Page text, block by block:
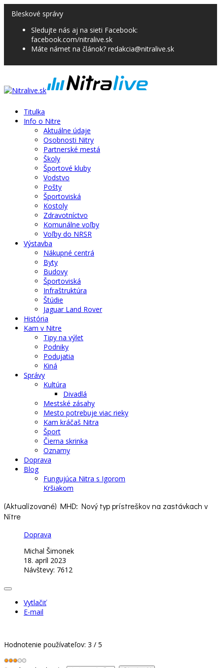
Bleskové správy
Sledujte nás aj na sieti Facebook:
facebook.com/nitralive.sk
Máte námet na článok? redakcia@nitralive.sk
Titulka
Info o Nitre
Aktuálne údaje
Osobnosti Nitry
Partnerské mestá
Školy
Športové kluby
Vodstvo
Pošty
Športoviská
Kostoly
Zdravotníctvo
Komunálne voľby
Voľby do NRSR
Výstavba
Nákupné centrá
Byty
Budovy
Športoviská
Infraštruktúra
Štúdie
Jaguar Land Rover
História
Kam v Nitre
Tipy na výlet
Podniky
Podujatia
Kiná
Správy
Kultúra
Divadlá
Mestské zásahy
Mesto potrebuje viac rieky
Kam kráčaš Nitra
Šport
Čierna skrinka
Oznamy
Doprava
Blog
Fungujúca Nitra s Igorom
Kršiakom
(Aktualizované) MHD: Nový typ prístreškov na zastávkach v
Nitre
Doprava
Michal Šimonek
18. apríl 2023
Návštevy: 7612
Vytlačiť
E-mail
Hodnotenie používateľov: 3 / 5